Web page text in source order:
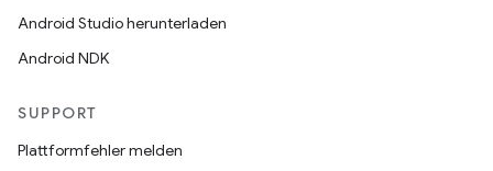
Android Studio herunterladen
Android NDK
SUPPORT
Plattformfehler melden